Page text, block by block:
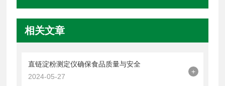
相关文章
直链淀粉测定仪确保食品质量与安全
2024-05-27
+